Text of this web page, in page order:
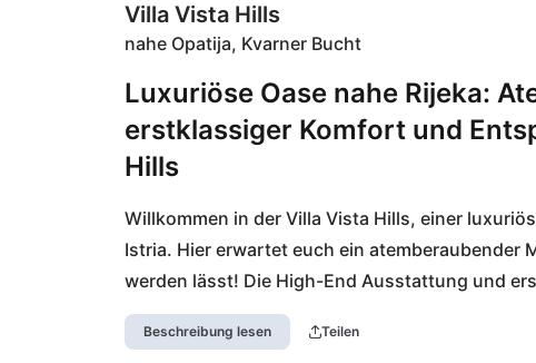
Villa Vista Hills
nahe Opatija, Kvarner Bucht
Luxuriöse Oase nahe Rijeka:
erstklassiger Komfort und
Hills
Willkommen in der Villa Vista Hills, einer
Istria. Hier erwartet euch ein atemberaubender
werden lässt! Die High-End Ausstattung und
Komfort, während ihr im Jacuzzi entspannt
Beschreibung lesen Teilen